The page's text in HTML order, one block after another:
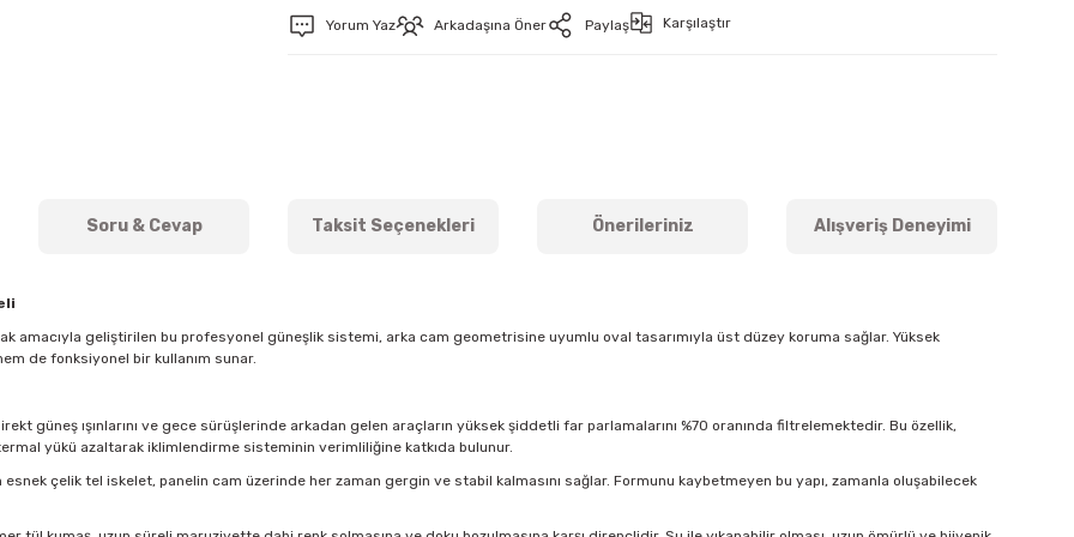
Yorum Yaz Arkadaşına Öner Paylaş Karşılaştır
Soru & Cevap Taksit Seçenekleri Önerileriniz Alışveriş Deneyimi
amacıyla geliştirilen bu profesyonel güneşlik sistemi, arka cam geometrisine uyumlu oval tasarımıyla üst düzey koruma sağlar. Yüksek
de fonksiyonel bir kullanım sunar.
güneş ışınlarını ve gece sürüşlerinde arkadan gelen araçların yüksek şiddetli far parlamalarını %70 oranında filtrelemektedir. Bu özellik,
yükü azaltarak iklimlendirme sisteminin verimliliğine katkıda bulunur.
çelik tel iskelet, panelin cam üzerinde her zaman gergin ve stabil kalmasını sağlar. Formunu kaybetmeyen bu yapı, zamanla oluşabilecek